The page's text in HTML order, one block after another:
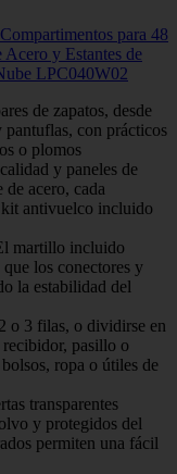
para 48
Acero y Estantes de
LPC040W02
de zapatos, desde
pantuflas, con prácticos
o plomos
y paneles de
de acero, cada
antivuelco incluido
martillo incluido
los conectores y
la estabilidad del
o 3 filas, o dividirse en
recibidor, pasillo o
ropa o útiles de
transparentes
y protegidos del
permiten una fácil